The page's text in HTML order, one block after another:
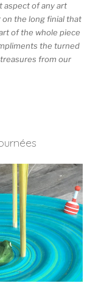
aspect of any art
the long finial that
of the whole piece
the turned
from our